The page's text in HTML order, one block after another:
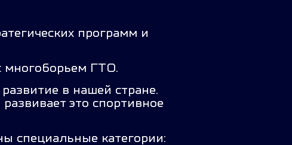
программ и
многоборьем ГТО.
в нашей стране.
это спортивное
специальные категории: